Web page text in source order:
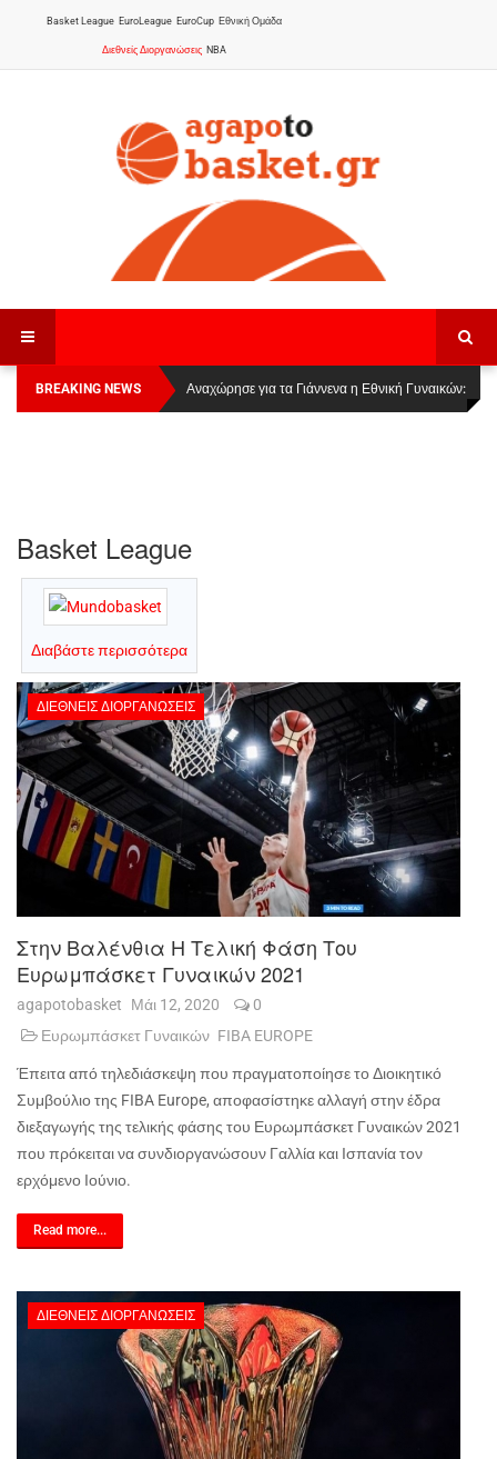
Basket League EuroLeague EuroCup Εθνική Ομάδα
Διεθνείς Διοργανώσεις NBA
BREAKING NEWS
Οι Πάνθηρες Καβάλας στην Women Basketball
League 1
Αναχώρησε για τα Γιάννενα η Εθνική Γυναικών:
Basket League
Διαβάστε περισσότερα
ΔΙΕΘΝΕΊΣ ΔΙΟΡΓΑΝΏΣΕΙΣ
Στην Βαλένθια Η Τελική Φάση Του
Ευρωμπάσκετ Γυναικών 2021
agapotobasket Μάι 12, 2020
0
Ευρωμπάσκετ Γυναικών FIBA EUROPE
Έπειτα από τηλεδιάσκεψη που πραγματοποίησε το Διοικητικό
Συμβούλιο της FIBA Europe, αποφασίστηκε αλλαγή στην έδρα
διεξαγωγής της τελικής φάσης του Ευρωμπάσκετ Γυναικών 2021
που πρόκειται να συνδιοργανώσουν Γαλλία και Ισπανία τον
ερχόμενο Ιούνιο.
Read more...
ΔΙΕΘΝΕΊΣ ΔΙΟΡΓΑΝΏΣΕΙΣ